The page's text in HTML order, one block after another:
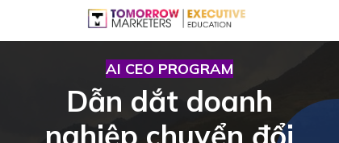
Dẫn dắt doanh
nghiệp chuyển đổi
AI CEO PROGRAM